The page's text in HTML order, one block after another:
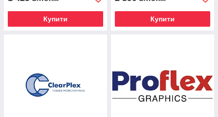
Купити Купити